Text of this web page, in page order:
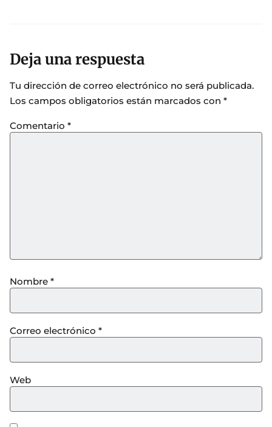
Deja una respuesta
Tu dirección de correo electrónico no será publicada.
Los campos obligatorios están marcados con *
Comentario *
Nombre *
Correo electrónico *
Web